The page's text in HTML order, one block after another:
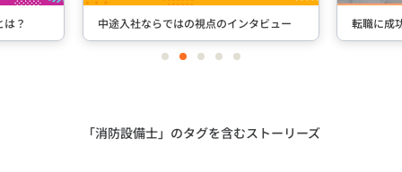
？ 中途入社ならではの視点のインタビュー 転職に成
itemitemitemitemitem
「消防設備士」のタグを含むストーリーズ